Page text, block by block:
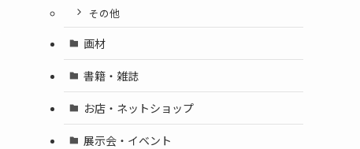
その他
画材
書籍・雑誌
お店・ネットショップ
展示会・イベント